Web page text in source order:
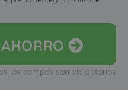
los campos son obligatorios